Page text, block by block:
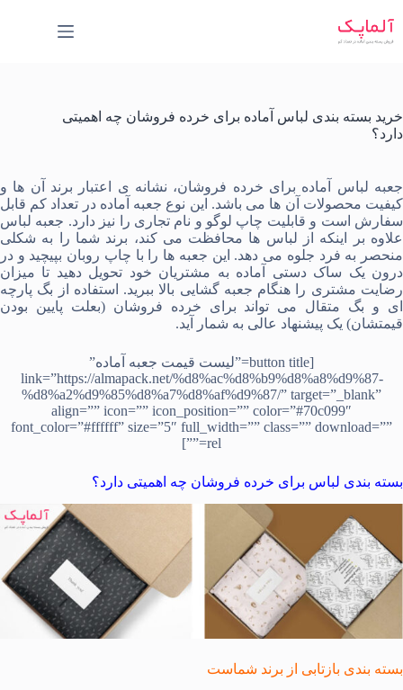
به
محتوا
خرید بسته بندی لباس آماده برای خرده فروشان چه اهمیتی
دارد؟
جعبه لباس آماده برای خرده فروشان، نشانه ی اعتبار برند آن ها و
کیفیت محصولات آن ها می باشد. این نوع جعبه آماده در تعداد کم قابل
سفارش است و قابلیت چاپ لوگو و نام تجاری را نیز دارد. جعبه لباس
علاوه بر اینکه از لباس ها محافظت می کند، برند شما را به شکلی
منحصر به فرد جلوه می دهد. این جعبه ها را با چاپ روبان بپیچید و در
درون یک ساک دستی آماده به مشتریان خود تحویل دهید تا میزان
رضایت مشتری را هنگام جعبه گشایی بالا ببرید. استفاده از بگ پارچه
ای و بگ متقال می تواند برای خرده فروشان (بعلت پایین بودن
قیمتشان) یک پیشنهاد عالی به شمار آید.
[button title=”لیست قیمت جعبه آماده”
link=”https://almapack.net/%d8%ac%d8%b9%d8%a8%d9%87-
%d8%a2%d9%85%d8%a7%d8%af%d9%87/” target=”_blank”
align=”” icon=”” icon_position=”” color=”#70c099″
font_color=”#ffffff” size=”5″ full_width=”” class=”” download=””
rel=””]
بسته بندی لباس برای خرده فروشان چه اهمیتی دارد؟
بسته بندی بازتابی از برند شماست